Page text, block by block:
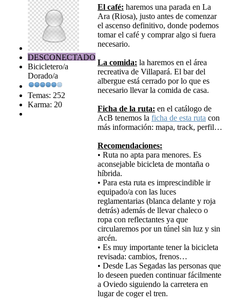
DESCONECTADO
Bicicletero/a
Dorado/a
Temas: 252
Karma: 20
El café: haremos una parada en La
Ara (Riosa), justo antes de comenzar
el ascenso definitivo, donde podemos
tomar el café y comprar algo si fuera
necesario.
La comida: la haremos en el área
recreativa de Villapará. El bar del
albergue está cerrado por lo que es
necesario llevar la comida de casa.
Ficha de la ruta: en el catálogo de
AcB tenemos la ficha de esta ruta con
más información: mapa, track, perfil…
Recomendaciones:
• Ruta no apta para menores. Es
aconsejable bicicleta de montaña o
híbrida.
• Para esta ruta es imprescindible ir
equipado/a con las luces
reglamentarias (blanca delante y roja
detrás) además de llevar chaleco o
ropa con reflectantes ya que
circularemos por un túnel sin luz y sin
arcén.
• Es muy importante tener la bicicleta
revisada: cambios, frenos…
• Desde Las Segadas las personas que
lo deseen pueden continuar fácilmente
a Oviedo siguiendo la carretera en
lugar de coger el tren.